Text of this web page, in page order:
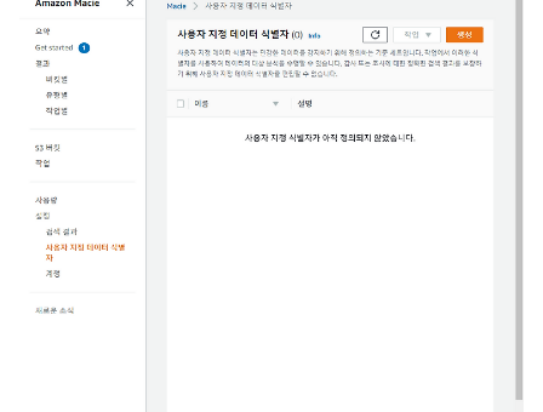
나 민감한 데이터를 식별할 수 있다고 소개한다. 구축 처음 Mac
ie에 들어가면 기능 활성화를 진행할 수 있다. 첫 활성화 땐 30
일 무료 평가판으로 자동 등록되어 무료로 사용할 수 있다. 최초
활성화를 하면 목적에 맞게 현재의 권한으로 접근할 수 있는 S3
버킷의 상태를 살펴볼 수 있다. 제일 먼저 설정해야 할 부분은
검색 결과이다. 민감한 데이터를 검색하고 찾아낸 결과를 새로
운 S3 버킷에 저장한다. 본 포스트에서는 테스..